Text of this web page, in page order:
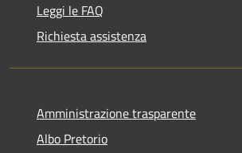
Leggi le FAQ
Richiesta assistenza
Amministrazione trasparente
Albo Pretorio